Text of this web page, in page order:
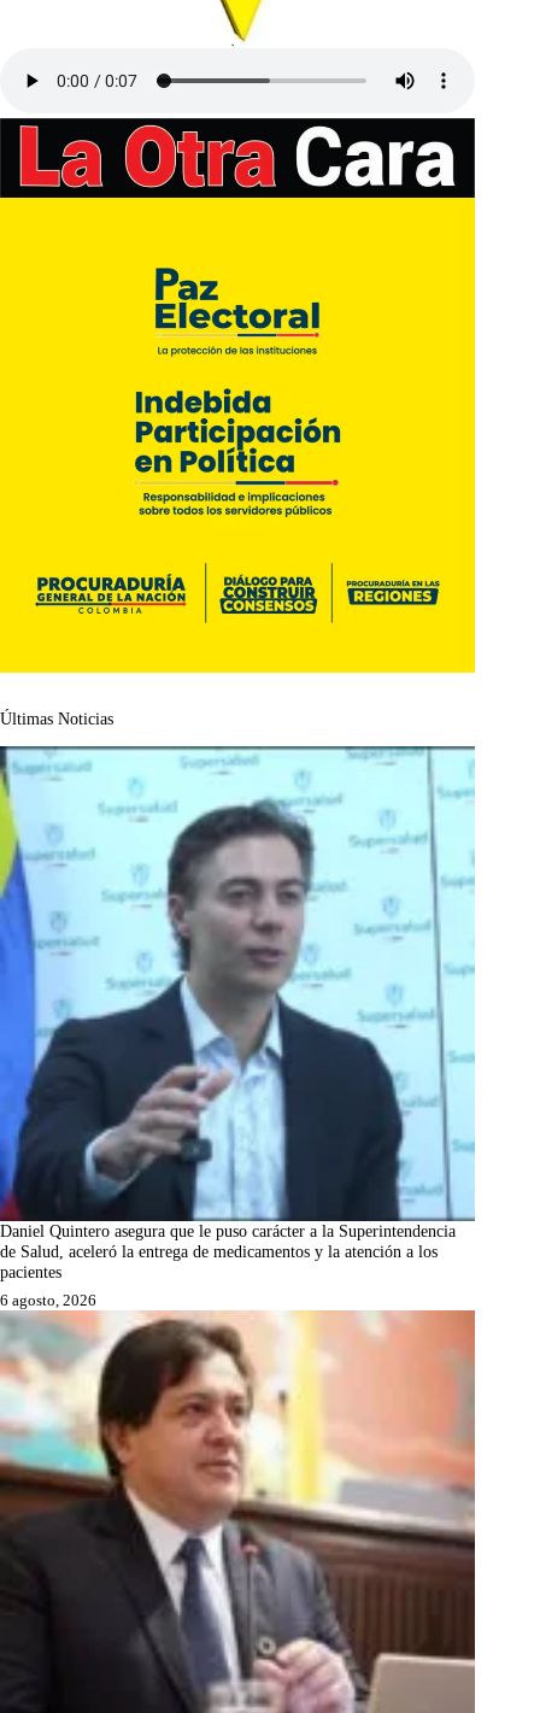
Últimas Noticias
Daniel Quintero asegura que le puso carácter a la Superintendencia
de Salud, aceleró la entrega de medicamentos y la atención a los
pacientes
6 agosto, 2026